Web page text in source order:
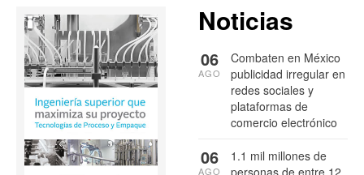
Noticias
Combaten en México
publicidad irregular en
redes sociales y
plataformas de
comercio electrónico
06
AGO
1.1 mil millones de
personas de entre 12
06
AGO